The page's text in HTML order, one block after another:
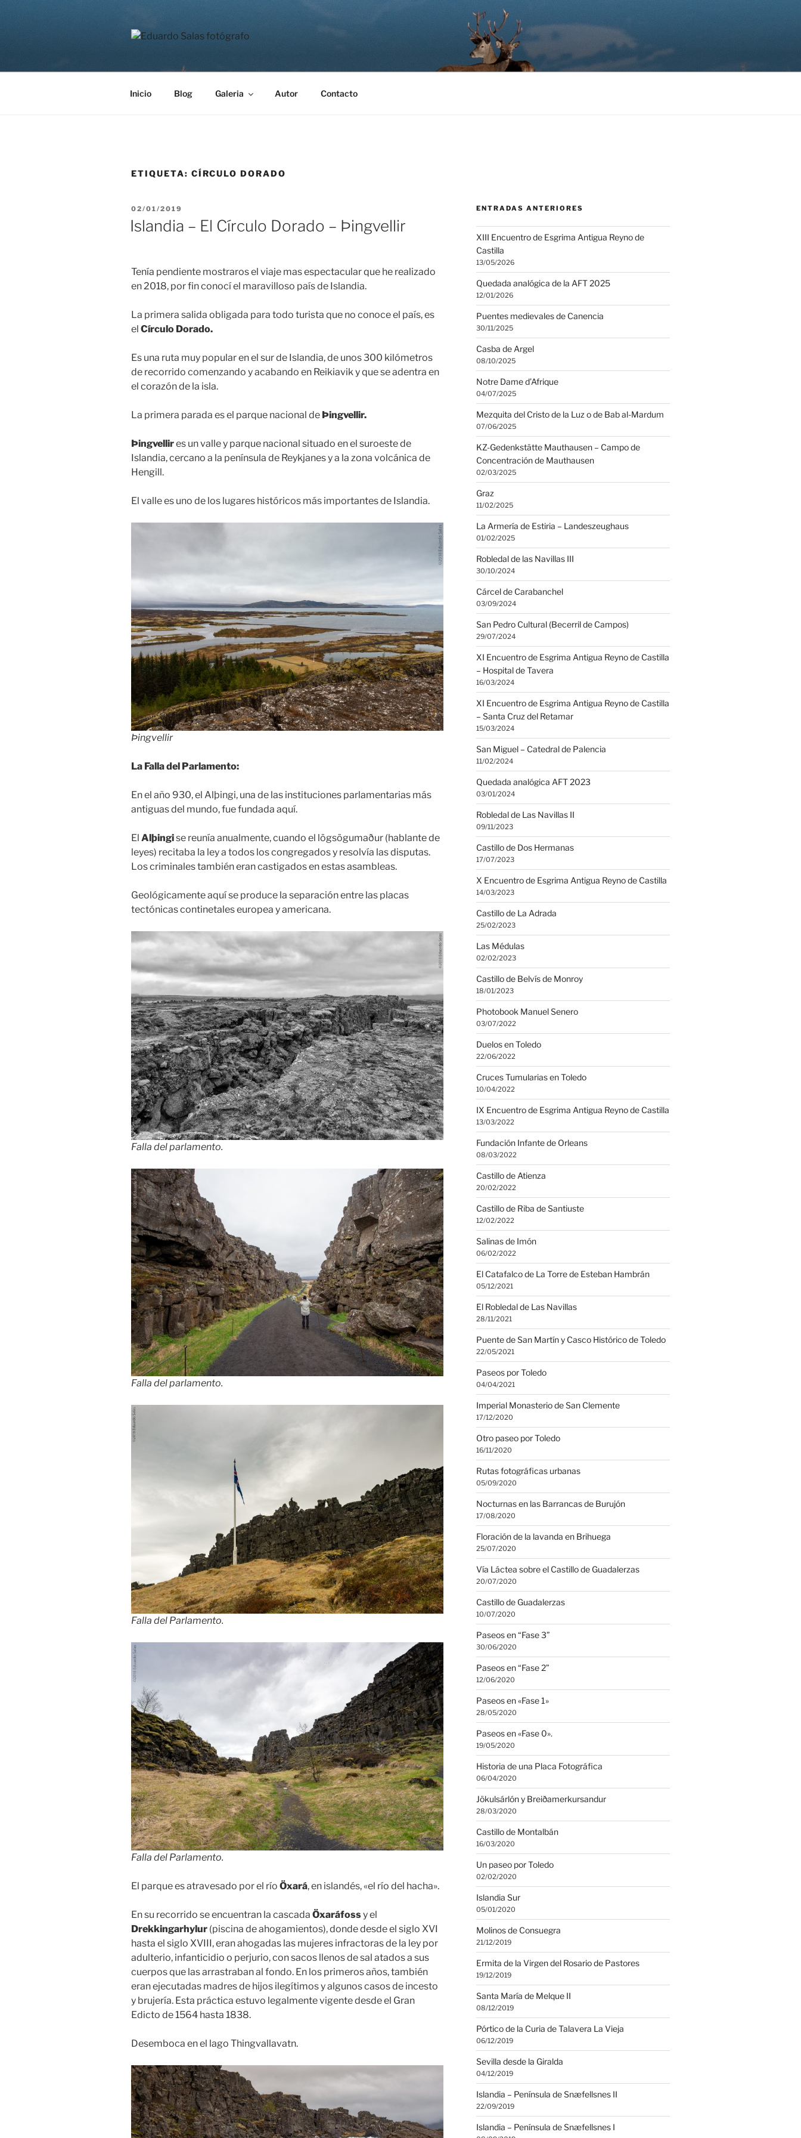
EDUARDO SALAS FOTÓGRAFO
Inicio Blog Galeria Autor Contacto
ETIQUETA: CÍRCULO DORADO
PUBLICADO
EL
02/01/2019
Islandia – El Círculo Dorado – Þingvellir
Tenía pendiente mostraros el viaje mas espectacular que he realizado
en 2018, por fin conocí el maravilloso país de Islandia.
La primera salida obligada para todo turista que no conoce el país, es
el Círculo Dorado.
Es una ruta muy popular en el sur de Islandia, de unos 300 kilómetros
de recorrido comenzando y acabando en Reikiavik y que se adentra en
el corazón de la isla.
La primera parada es el parque nacional de Þingvellir.
Þingvellires un valle y parque nacional situado en el suroeste de
Islandia, cercano a la península de Reykjanes y a la zona volcánica de
Hengill.
El valle es uno de los lugares históricos más importantes de Islandia.
Þingvellir
La Falla del Parlamento:
En el año 930, el Alþingi, una de las instituciones parlamentarias más
antiguas del mundo, fue fundada aquí.
El Alþingise reunía anualmente, cuando el lögsögumaður (hablante de
leyes) recitaba la ley a todos los congregados y resolvía las disputas.
Los criminales también eran castigados en estas asambleas.
Geológicamente aquí se produce la separación entre las placas
tectónicas continetales europea y americana.
Falla del parlamento.
Falla del parlamento.
Falla del Parlamento.
Falla del Parlamento.
El parque es atravesado por el río Öxará, en islandés, «el río del hacha».
En su recorrido se encuentran la cascada Öxaráfossy el
Drekkingarhylur (piscina de ahogamientos), donde desde el siglo XVI
hasta el siglo XVIII, eran ahogadas las mujeres infractoras de la ley por
adulterio, infanticidio o perjurio, con sacos llenos de sal atados a sus
cuerpos que las arrastraban al fondo. En los primeros años, también
eran ejecutadas madres de hijos ilegítimos y algunos casos de incesto
y brujería. Esta práctica estuvo legalmente vigente desde el Gran
Edicto de 1564 hasta 1838.
Desemboca en el lago Thingvallavatn.
ENTRADAS ANTERIORES
XIII Encuentro de Esgrima Antigua Reyno de
Castilla
13/05/2026
Quedada analógica de la AFT 2025
12/01/2026
Puentes medievales de Canencia
30/11/2025
Casba de Argel
08/10/2025
Notre Dame d’Afrique
04/07/2025
Mezquita del Cristo de la Luz o de Bab al-Mardum
07/06/2025
KZ-Gedenkstätte Mauthausen – Campo de
Concentración de Mauthausen
02/03/2025
Graz
11/02/2025
La Armería de Estiria – Landeszeughaus
01/02/2025
Robledal de las Navillas III
30/10/2024
Cárcel de Carabanchel
03/09/2024
San Pedro Cultural (Becerril de Campos)
29/07/2024
XI Encuentro de Esgrima Antigua Reyno de Castilla
– Hospital de Tavera
16/03/2024
XI Encuentro de Esgrima Antigua Reyno de Castilla
– Santa Cruz del Retamar
15/03/2024
San Miguel – Catedral de Palencia
11/02/2024
Quedada analógica AFT 2023
03/01/2024
Robledal de Las Navillas II
09/11/2023
Castillo de Dos Hermanas
17/07/2023
X Encuentro de Esgrima Antigua Reyno de Castilla
14/03/2023
Castillo de La Adrada
25/02/2023
Las Médulas
02/02/2023
Castillo de Belvís de Monroy
18/01/2023
Photobook Manuel Senero
03/07/2022
Duelos en Toledo
22/06/2022
Cruces Tumularias en Toledo
10/04/2022
IX Encuentro de Esgrima Antigua Reyno de Castilla
13/03/2022
Fundación Infante de Orleans
08/03/2022
Castillo de Atienza
20/02/2022
Castillo de Riba de Santiuste
12/02/2022
Salinas de Imón
06/02/2022
El Catafalco de La Torre de Esteban Hambrán
05/12/2021
El Robledal de Las Navillas
28/11/2021
Puente de San Martín y Casco Histórico de Toledo
22/05/2021
Paseos por Toledo
04/04/2021
Imperial Monasterio de San Clemente
17/12/2020
Otro paseo por Toledo
16/11/2020
Rutas fotográficas urbanas
05/09/2020
Nocturnas en las Barrancas de Burujón
17/08/2020
Floración de la lavanda en Brihuega
25/07/2020
Vía Láctea sobre el Castillo de Guadalerzas
20/07/2020
Castillo de Guadalerzas
10/07/2020
Paseos en “Fase 3”
30/06/2020
Paseos en “Fase 2”
12/06/2020
Paseos en «Fase 1»
28/05/2020
Paseos en «Fase 0».
19/05/2020
Historia de una Placa Fotográfica
06/04/2020
Jökulsárlón y Breiðamerkursandur
28/03/2020
Castillo de Montalbán
16/03/2020
Un paseo por Toledo
02/02/2020
Islandia Sur
05/01/2020
Molinos de Consuegra
21/12/2019
Ermita de la Virgen del Rosario de Pastores
19/12/2019
Santa María de Melque II
08/12/2019
Pórtico de la Curia de Talavera La Vieja
06/12/2019
Sevilla desde la Giralda
04/12/2019
Islandia – Península de Snæfellsnes II
22/09/2019
Islandia – Península de Snæfellsnes I